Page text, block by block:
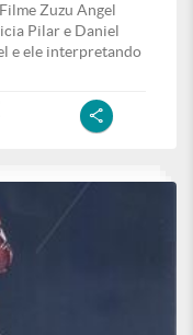
Zuzu Angel
Pilar e Daniel
e ele interpretando